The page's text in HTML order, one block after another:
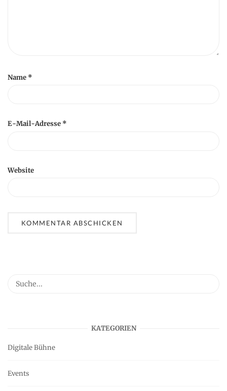
Name *
E-Mail-Adresse *
Website
KATEGORIEN
Digitale Bühne
Events